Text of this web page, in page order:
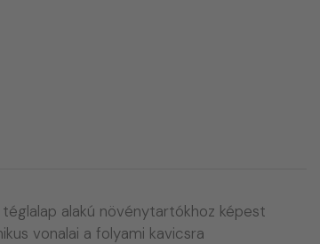
alakú növénytartókhoz képest
vonalai a folyami kavicsra